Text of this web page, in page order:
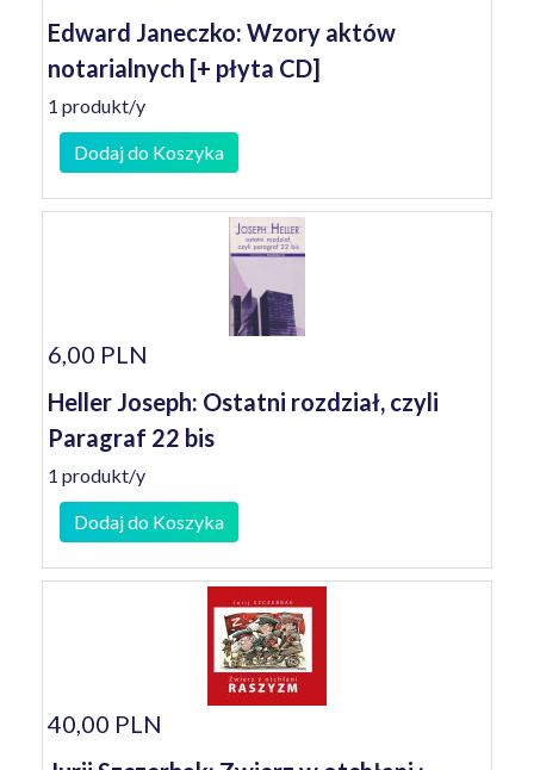
Edward Janeczko: Wzory aktów
notarialnych [+ płyta CD]
1 produkt/y
Dodaj do Koszyka
6,00 PLN
Heller Joseph: Ostatni rozdział, czyli
Paragraf 22 bis
1 produkt/y
Dodaj do Koszyka
40,00 PLN